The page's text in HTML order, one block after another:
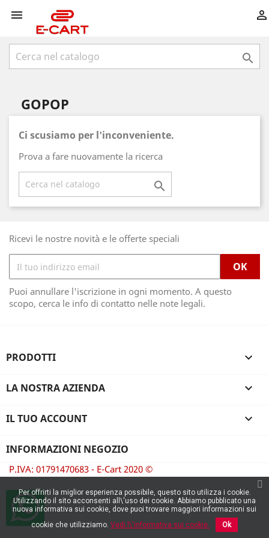
 

GOPOP
Ci scusiamo per l'inconveniente.
Prova a fare nuovamente la ricerca

Ricevi le nostre novità e le offerte speciali
Puoi annullare l'iscrizione in ogni momento. A questo
scopo, cerca le info di contatto nelle note legali.
PRODOTTI 
LA NOSTRA AZIENDA 
IL TUO ACCOUNT 
INFORMAZIONI NEGOZIO
P.IVA: 01791470683 - E-Cart 2020 ©
Per offrirti la miglior esperienza possibile, questo sito utilizza i cookie.
Utilizzando il sito acconsenti all\'uso dei cookie. Abbiamo pubblicato una
nuova informativa sui cookie, dove puoi trovare maggiori informazioni sui
cookie che utilizziamo. Vedi l\'informativa sui cookie. Ok